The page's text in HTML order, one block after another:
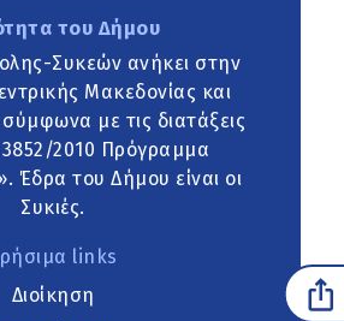
του Δήμου
Συκεών ανήκει στην
Μακεδονίας και
με τις διατάξεις
2010 Πρόγραμμα
Έδρα του Δήμου είναι οι
Συκιές.
links
Διοίκηση